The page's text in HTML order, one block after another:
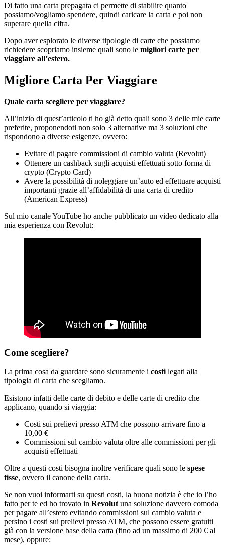
Di fatto una carta prepagata ci permette di stabilire quanto
possiamo/vogliamo spendere, quindi caricare la carta e poi non
superare quella cifra.
Dopo aver esplorato le diverse tipologie di carte che possiamo
richiedere scopriamo insieme quali sono le migliori carte per
viaggiare all’estero.
Migliore Carta Per Viaggiare
Quale carta scegliere per viaggiare?
All’inizio di quest’articolo ti ho già detto quali sono 3 delle mie carte
preferite, proponendoti non solo 3 alternative ma 3 soluzioni che
rispondono a diverse esigenze, ovvero:
Evitare di pagare commissioni di cambio valuta (Revolut)
Ottenere un cashback sugli acquisti effettuati sotto forma di
crypto (Crypto Card)
Avere la possibilità di noleggiare un’auto ed effettuare acquisti
importanti grazie all’affidabilità di una carta di credito
(American Express)
Sul mio canale YouTube ho anche pubblicato un video dedicato alla
mia esperienza con Revolut:
Come scegliere?
La prima cosa da guardare sono sicuramente i costi legati alla
tipologia di carta che scegliamo.
Esistono infatti delle carte di debito e delle carte di credito che
applicano, quando si viaggia:
Costi sui prelievi presso ATM che possono arrivare fino a
10,00 €
Commissioni sul cambio valuta oltre alle commissioni per gli
acquisti effettuati
Oltre a questi costi bisogna inoltre verificare quali sono le spese
fisse, ovvero il canone della carta.
Se non vuoi informarti su questi costi, la buona notizia è che io l’ho
fatto per te ed ho trovato in Revolut una soluzione davvero comoda
per pagare all’estero evitando commissioni sul cambio valuta e
persino i costi sui prelievi presso ATM, che possono essere gratuiti
già con la versione base della carta (fino ad un massimo di 200 € al
mese), oppure: